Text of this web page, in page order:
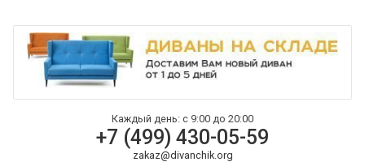
Оплата и доставка
Контакты
Каждый день: с 9:00 до 20:00
+7 (499) 430-05-59
zakaz@divanchik.org